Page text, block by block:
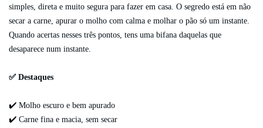
simples, direta e muito segura para fazer em casa. O segredo está em não
secar a carne, apurar o molho com calma e molhar o pão só um instante.
Quando acertas nesses três pontos, tens uma bifana daquelas que
desaparece num instante.
✅ Destaques
✔️ Molho escuro e bem apurado
✔️ Carne fina e macia, sem secar